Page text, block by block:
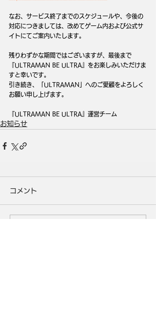
なお、サービス終了までのスケジュールや、今後の
対応につきましては、改めてゲーム内および公式サ
イトにてご案内いたします。
残りわずかな期間ではございますが、最後まで
『ULTRAMAN BE ULTRA』をお楽しみいただけま
すと幸いです。
引き続き、「ULTRAMAN」へのご愛顧をよろしく
お願い申し上げます。
『ULTRAMAN BE ULTRA』運営チーム
お知らせ
コメント